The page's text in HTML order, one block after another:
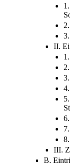
II.
III.
B.